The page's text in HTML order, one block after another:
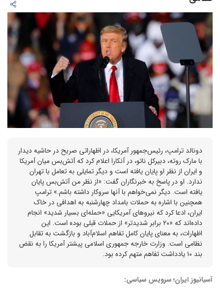
دونالد ترامپ، رئیس‌جمهور آمریکا، در اظهاراتی صریح در حاشیه دیدار
با مارک روته، دبیرکل ناتو، در آنکارا اعلام کرد که آتش‌بس میان آمریکا
و ایران از نظر او پایان یافته است و دیگر تمایلی به تعامل با تهران
ندارد. او در پاسخ به خبرنگاران گفت: «از نظر من آتش‌بس پایان
یافته است. دیگر نمی‌خواهم با آنها سروکار داشته باشم.» ترامپ
همچنین با اشاره به حملات بامداد چهارشنبه به اهدافی در خاک
ایران، ادعا کرد که نیروهای آمریکایی «حمله‌ای بسیار شدید» انجام
داده‌اند که «۲۰ برابر شدیدتر» از حملات قبلی بوده است. این
اظهارات، به معنای پایان کامل تفاهم اسلام‌آباد و بازگشت به تقابل
نظامی است. وزارت خارجه جمهوری اسلامی پیشتر آمریکا را به نقض
بند ۱۰ یادداشت تفاهم متهم کرده بود.
آسیانیوز ایران؛ سرویس سیاسی: